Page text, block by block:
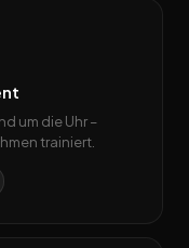
um die Uhr –
trainiert.